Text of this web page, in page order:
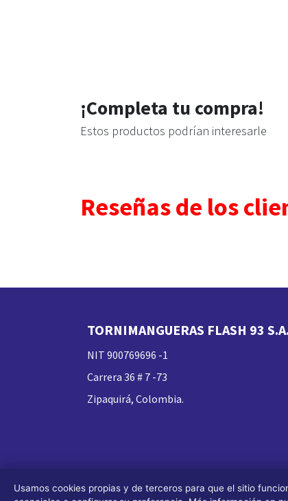
¡Completa tu compra!
Estos productos podrían interesarle
Reseñas de los
TORNIMANGUERAS FLASH 93
NIT 900769696 -1
Carrera 36 # 7 -73
Zipaquirá, Colombia.
Usamos cookies propias y de terceros para que el sitio